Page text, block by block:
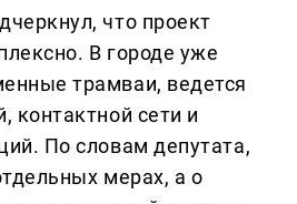
что проект
В городе уже
трамваи, ведется
контактной сети и
По словам депутата,
мерах, а о